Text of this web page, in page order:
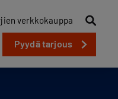
verkkokauppa
Pyydä tarjous